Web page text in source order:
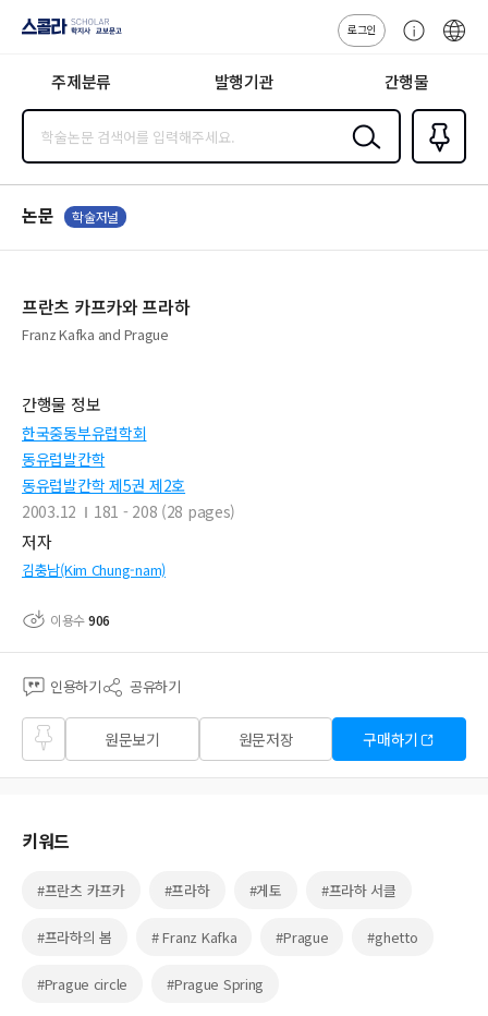
지사·교보문고
로그인
센
주제분류 발행기관 간행물
검색
즐겨찾
기0
논문 학술저널
프란츠 카프카와 프라하
Franz Kafka and Prague
간행물 정보
한국중동부유럽학회
동유럽발칸학
동유럽발칸학 제5권 제2호
2003.12
181 - 208 (28 pages)
저자
김충남(Kim Chung-nam)
이용수906
인용하기 공유하기
즐겨
찾기
원문보기 원문저장 구매하기
키워드
#프란츠 카프카 #프라하 #게토 #프라하 서클
#프라하의 봄 # Franz Kafka #Prague #ghetto
#Prague circle #Prague Spring